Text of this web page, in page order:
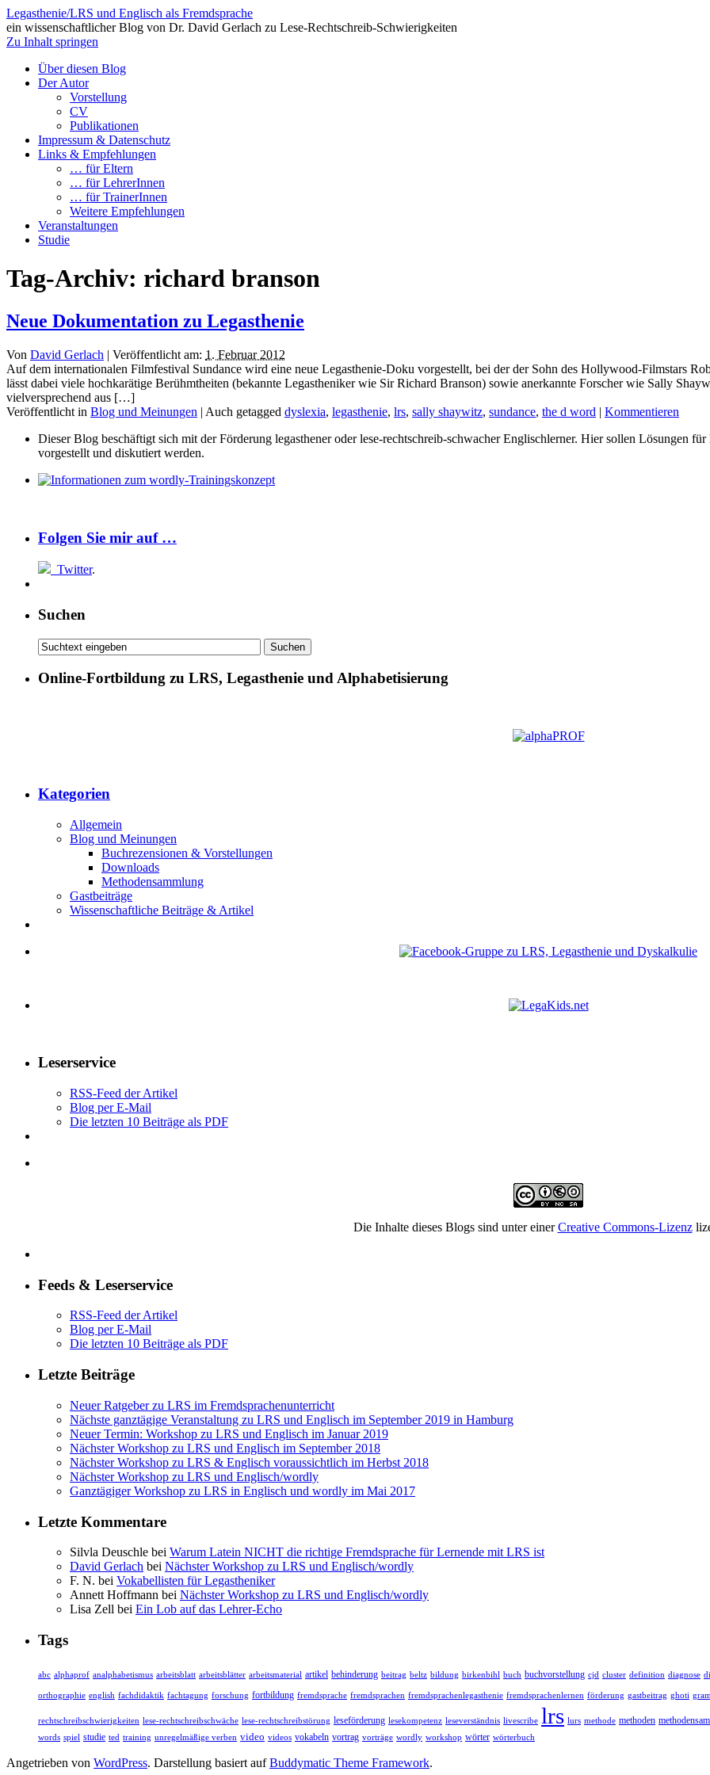
Legasthenie/LRS und Englisch als Fremdsprache
ein wissenschaftlicher Blog von Dr. David Gerlach zu Lese-Rechtschreib-Schwierigkeiten
Zu Inhalt springen
Über diesen Blog
Der Autor
Vorstellung
CV
Publikationen
Impressum & Datenschutz
Links & Empfehlungen
… für Eltern
… für LehrerInnen
… für TrainerInnen
Weitere Empfehlungen
Veranstaltungen
Studie
Tag-Archiv: richard branson
Neue Dokumentation zu Legasthenie
Von David Gerlach | Veröffentlicht am: 1. Februar 2012
Auf dem internationalen Filmfestival Sundance wird eine neue Legasthenie-Doku vorgestellt, bei der der Sohn des Hollywood-Filmstars
lässt dabei viele hochkarätige Berühmtheiten (bekannte Legastheniker wie Sir Richard Branson) sowie anerkannte Forscher wie Sally
vielversprechend aus […]
Veröffentlicht in Blog und Meinungen | Auch getagged dyslexia, legasthenie, lrs, sally shaywitz, sundance, the d word | Kommentieren
Dieser Blog beschäftigt sich mit der Förderung legasthener oder lese-rechtschreib-schwacher Englischlerner. Hier sollen Lösungen
vorgestellt und diskutiert werden.
Folgen Sie mir auf …
Twitter.
Suchen
Online-Fortbildung zu LRS, Legasthenie und Alphabetisierung
Kategorien
Allgemein
Blog und Meinungen
Buchrezensionen & Vorstellungen
Downloads
Methodensammlung
Gastbeiträge
Wissenschaftliche Beiträge & Artikel
Leserservice
RSS-Feed der Artikel
Blog per E-Mail
Die letzten 10 Beiträge als PDF
Die Inhalte dieses Blogs sind unter einerCreative Commons-Lizenz
Feeds & Leserservice
RSS-Feed der Artikel
Blog per E-Mail
Die letzten 10 Beiträge als PDF
Letzte Beiträge
Neuer Ratgeber zu LRS im Fremdsprachenunterricht
Nächste ganztägige Veranstaltung zu LRS und Englisch im September 2019 in Hamburg
Neuer Termin: Workshop zu LRS und Englisch im Januar 2019
Nächster Workshop zu LRS und Englisch im September 2018
Nächster Workshop zu LRS & Englisch voraussichtlich im Herbst 2018
Nächster Workshop zu LRS und Englisch/wordly
Ganztägiger Workshop zu LRS in Englisch und wordly im Mai 2017
Letzte Kommentare
Silvla Deuschle bei Warum Latein NICHT die richtige Fremdsprache für Lernende mit LRS ist
David Gerlach bei Nächster Workshop zu LRS und Englisch/wordly
F. N. bei Vokabellisten für Legastheniker
Annett Hoffmann bei Nächster Workshop zu LRS und Englisch/wordly
Lisa Zell bei Ein Lob auf das Lehrer-Echo
Tags
abc alphaprof analphabetismus arbeitsblatt arbeitsblätter arbeitsmaterial artikel behinderung beitrag beltz bildung birkenbihl buch buchvorstellung cjd cluster definition diagnose
orthographie english fachdidaktik fachtagung forschung fortbildung fremdsprache fremdsprachen fremdsprachenlegasthenie fremdsprachenlernen förderung gastbeitrag ghoti
rechtschreibschwierigkeiten lese-rechtschreibschwäche lese-rechtschreibstörung leseförderung lesekompetenz leseverständnis livescribe lrs lurs methode methoden
words spiel studie ted training unregelmäßige verben video videos vokabeln vortrag vorträge wordly workshop wörter wörterbuch
Angetrieben von WordPress. Darstellung basiert aufBuddymatic Theme Framework.